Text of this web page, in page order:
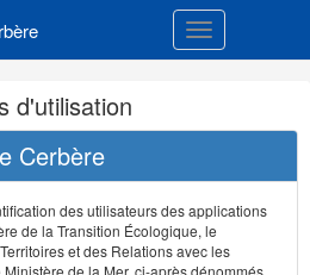
Toggle
d'utilisation
Cerbère
des utilisateurs des applications
de la Transition Écologique, le
et des Relations avec les
de la Mer, ci-après dénommés